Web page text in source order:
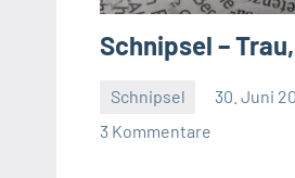
Schnipsel –
Schnipsel 30. Juni
3 Kommentare